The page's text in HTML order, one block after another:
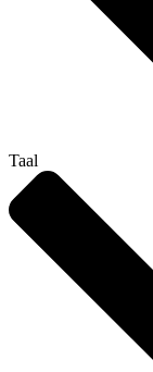
Taal